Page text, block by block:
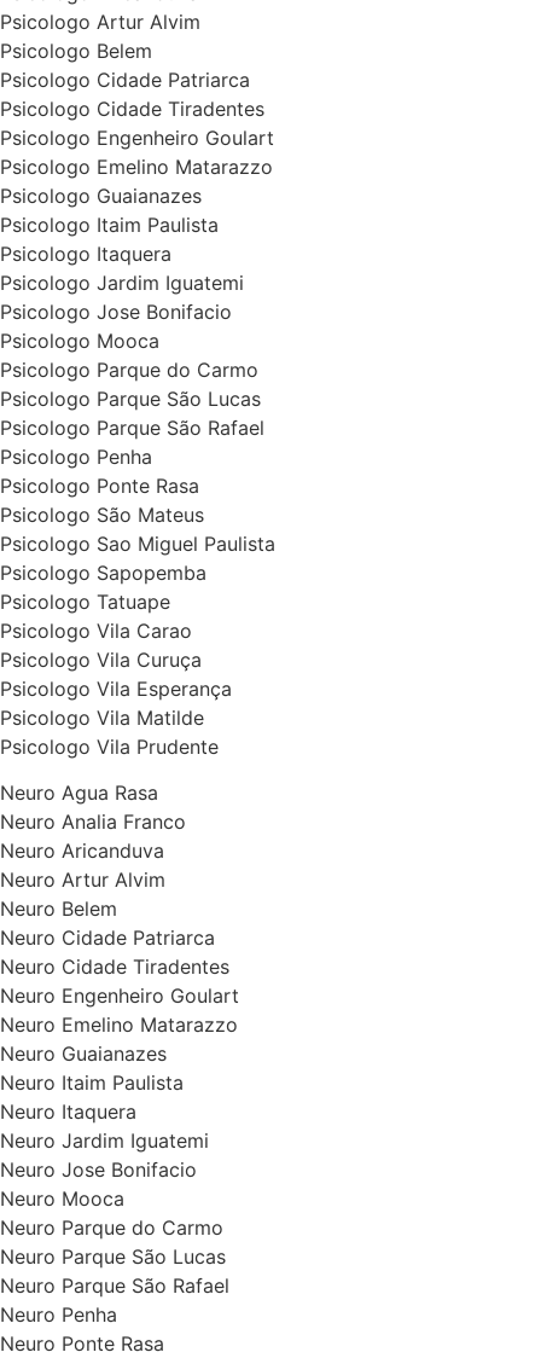
Psicologo Artur Alvim
Psicologo Belem
Psicologo Cidade Patriarca
Psicologo Cidade Tiradentes
Psicologo Engenheiro Goulart
Psicologo Emelino Matarazzo
Psicologo Guaianazes
Psicologo Itaim Paulista
Psicologo Itaquera
Psicologo Jardim Iguatemi
Psicologo Jose Bonifacio
Psicologo Mooca
Psicologo Parque do Carmo
Psicologo Parque São Lucas
Psicologo Parque São Rafael
Psicologo Penha
Psicologo Ponte Rasa
Psicologo São Mateus
Psicologo Sao Miguel Paulista
Psicologo Sapopemba
Psicologo Tatuape
Psicologo Vila Carao
Psicologo Vila Curuça
Psicologo Vila Esperança
Psicologo Vila Matilde
Psicologo Vila Prudente
Neuro Agua Rasa
Neuro Analia Franco
Neuro Aricanduva
Neuro Artur Alvim
Neuro Belem
Neuro Cidade Patriarca
Neuro Cidade Tiradentes
Neuro Engenheiro Goulart
Neuro Emelino Matarazzo
Neuro Guaianazes
Neuro Itaim Paulista
Neuro Itaquera
Neuro Jardim Iguatemi
Neuro Jose Bonifacio
Neuro Mooca
Neuro Parque do Carmo
Neuro Parque São Lucas
Neuro Parque São Rafael
Neuro Penha
Neuro Ponte Rasa